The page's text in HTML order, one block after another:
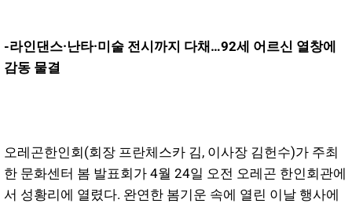
-라인댄스·난타·미술 전시까지 다채…92세 어르신 열창에
감동 물결
오레곤한인회(회장 프란체스카 김, 이사장 김헌수)가 주최
한 문화센터 봄 발표회가 4월 24일 오전 오레곤 한인회관에
서 성황리에 열렸다. 완연한 봄기운 속에 열린 이날 행사에